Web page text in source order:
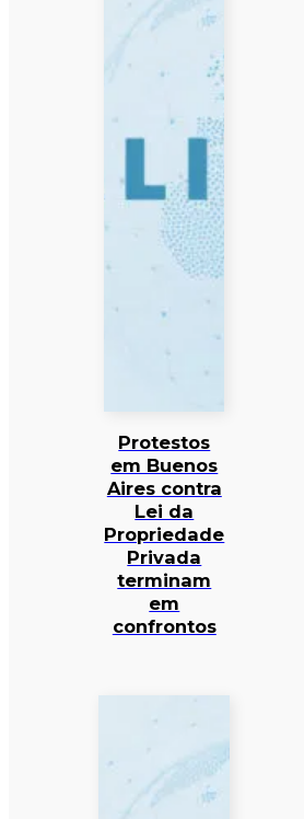
Protestos
em Buenos
Aires contra
Lei da
Propriedade
Privada
terminam
em
confrontos